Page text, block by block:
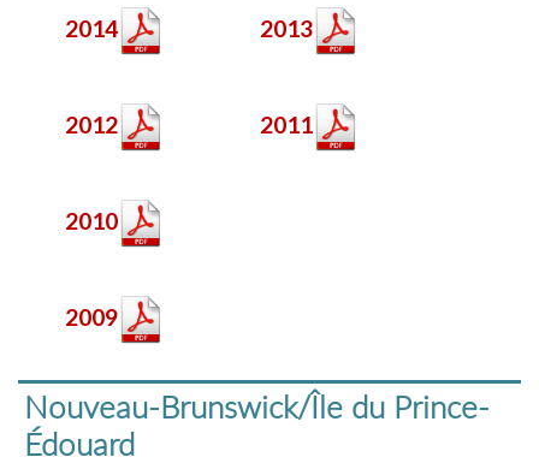
2014 2013
2012 2011
2010
2009
Nouveau-Brunswick/Île du Prince-
Édouard